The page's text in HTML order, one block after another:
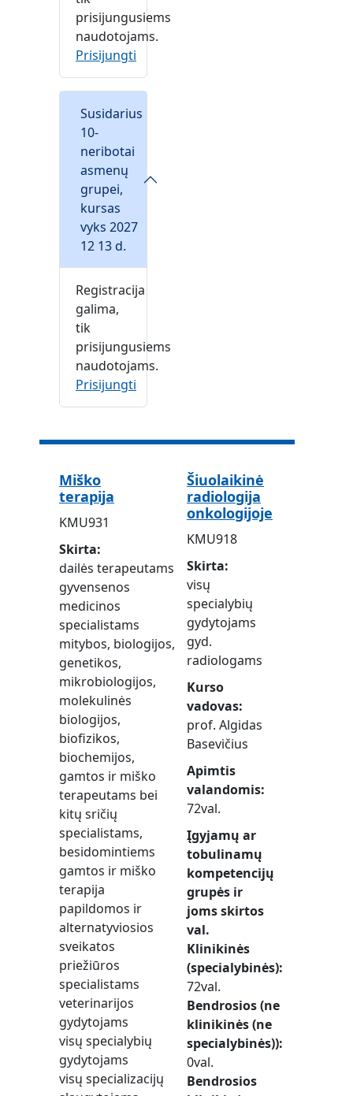
prisijungusiems
naudotojams.
Prisijungti
Susidarius
10-
neribotai
asmenų
grupei,
kursas
vyks 2027
12 13 d.
Registracija
galima,
tik
prisijungusiems
naudotojams.
Prisijungti
Miško
terapija
KMU931
Skirta
dailės terapeutams
gyvensenos
medicinos
specialistams
mitybos, biologijos,
genetikos,
mikrobiologijos,
molekulinės
biologijos,
biofizikos,
biochemijos,
gamtos ir miško
terapeutams bei
kitų sričių
specialistams,
besidomintiems
gamtos ir miško
terapija
papildomos ir
alternatyviosios
sveikatos
priežiūros
specialistams
veterinarijos
gydytojams
visų specialybių
gydytojams
visų specializacijų
Šiuolaikinė
radiologija
onkologijoje
KMU918
Skirta
visų
specialybių
gydytojams
gyd.
radiologams
Kurso
vadovas
prof. Algidas
Basevičius
Apimtis
valandomis
72val.
Įgyjamų ar
tobulinamų
kompetencijų
grupės ir
joms skirtos
val.
Klinikinės
(specialybinės)
72val.
Bendrosios (ne
klinikinės (ne
specialybinės))
0val.
Bendrosios